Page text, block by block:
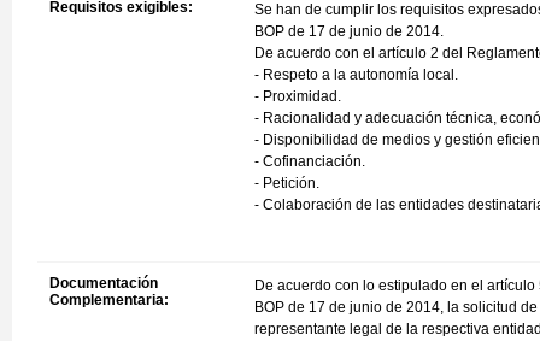
Requisitos exigibles:
Se han de cumplir los requisitos
BOP de 17 de junio de 2014.
De acuerdo con el artículo 2 del
- Respeto a la autonomía local.
- Proximidad.
- Racionalidad y adecuación técnica,
- Disponibilidad de medios y gestión
- Cofinanciación.
- Petición.
- Colaboración de las entidades
Documentación
Complementaria:
De acuerdo con lo estipulado en el
BOP de 17 de junio de 2014, la solicitud
representante legal de la respectiva